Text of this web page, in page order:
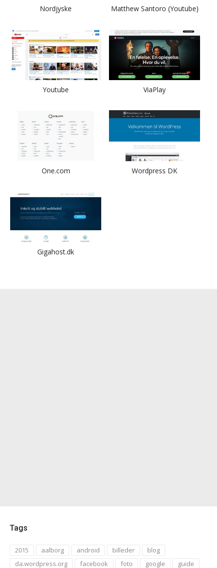
Nordjyske Matthew Santoro (Youtube)
Youtube ViaPlay
One.com Wordpress DK
Gigahost.dk
Tags
2015 aalborg android billeder
blog
da.wordpress.org
facebook foto google guide